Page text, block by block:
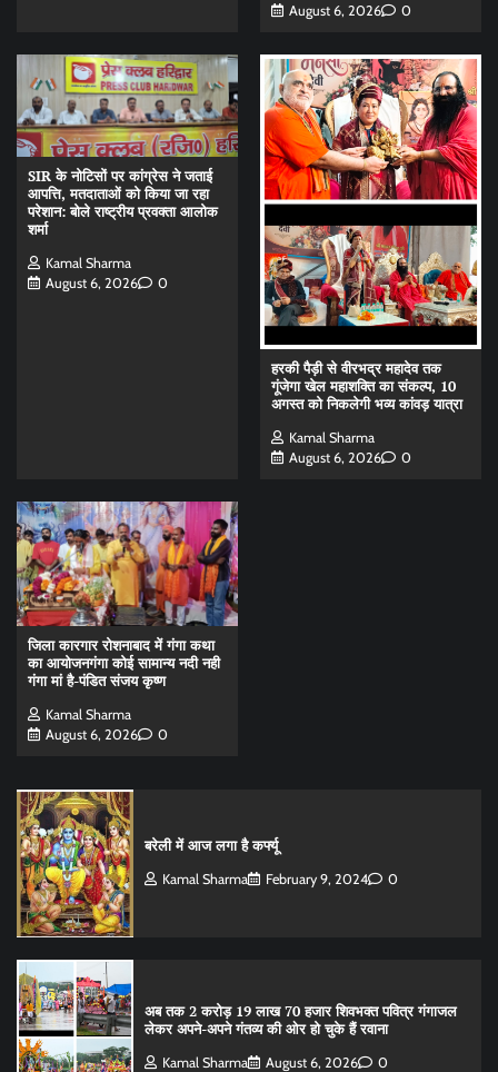
August 6, 2026
0
SIR के नोटिसों पर कांग्रेस ने जताई
आपत्ति, मतदाताओं को किया जा रहा
परेशान: बोले राष्ट्रीय प्रवक्ता आलोक
शर्मा
Kamal Sharma
August 6, 2026
0
हरकी पैड़ी से वीरभद्र महादेव तक
गूंजेगा खेल महाशक्ति का संकल्प, 10
अगस्त को निकलेगी भव्य कांवड़ यात्रा
Kamal Sharma
August 6, 2026
0
जिला कारगार रोशनाबाद में गंगा कथा
का आयोजनगंगा कोई सामान्य नदी नही
गंगा मां है-पंडित संजय कृष्ण
Kamal Sharma
August 6, 2026
0
बरेली में आज लगा है कर्फ्यू
Kamal Sharma February 9, 2024 0
अब तक 2 करोड़ 19 लाख 70 हजार शिवभक्त पवित्र गंगाजल
लेकर अपने-अपने गंतव्य की ओर हो चुके हैं रवाना
Kamal Sharma August 6, 2026 0